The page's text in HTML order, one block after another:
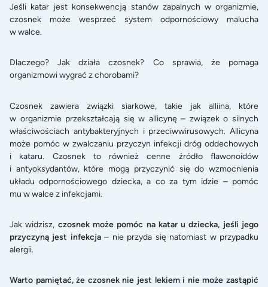
Jeśli katar jest konsekwencją stanów zapalnych w organizmie,
czosnek może wesprzeć system odpornościowy malucha
w walce.
Dlaczego? Jak działa czosnek? Co sprawia, że pomaga
organizmowi wygrać z chorobami?
Czosnek zawiera związki siarkowe, takie jak alliina, które
w organizmie przekształcają się w allicynę – związek o silnych
właściwościach antybakteryjnych i przeciwwirusowych. Allicyna
może pomóc w zwalczaniu przyczyn infekcji dróg oddechowych
i kataru. Czosnek to również cenne źródło flawonoidów
i antyoksydantów, które mogą przyczynić się do wzmocnienia
układu odpornościowego dziecka, a co za tym idzie – pomóc
mu w walce z infekcjami.
Jak widzisz, czosnek może pomóc na katar u dziecka, jeśli jego
przyczyną jest infekcja– nie przyda się natomiast w przypadku
alergii.
Warto pamiętać, że czosnek nie jest lekiem i nie może zastąpić